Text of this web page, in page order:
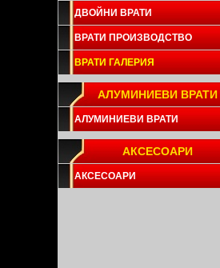
ДВОЙНИ ВРАТИ
ВРАТИ ПРОИЗВОДСТВО
ВРАТИ ГАЛЕРИЯ
АЛУМИНИЕВИ ВРАТИ
АЛУМИНИЕВИ ВРАТИ
АКСЕСОАРИ
АКСЕСОАРИ